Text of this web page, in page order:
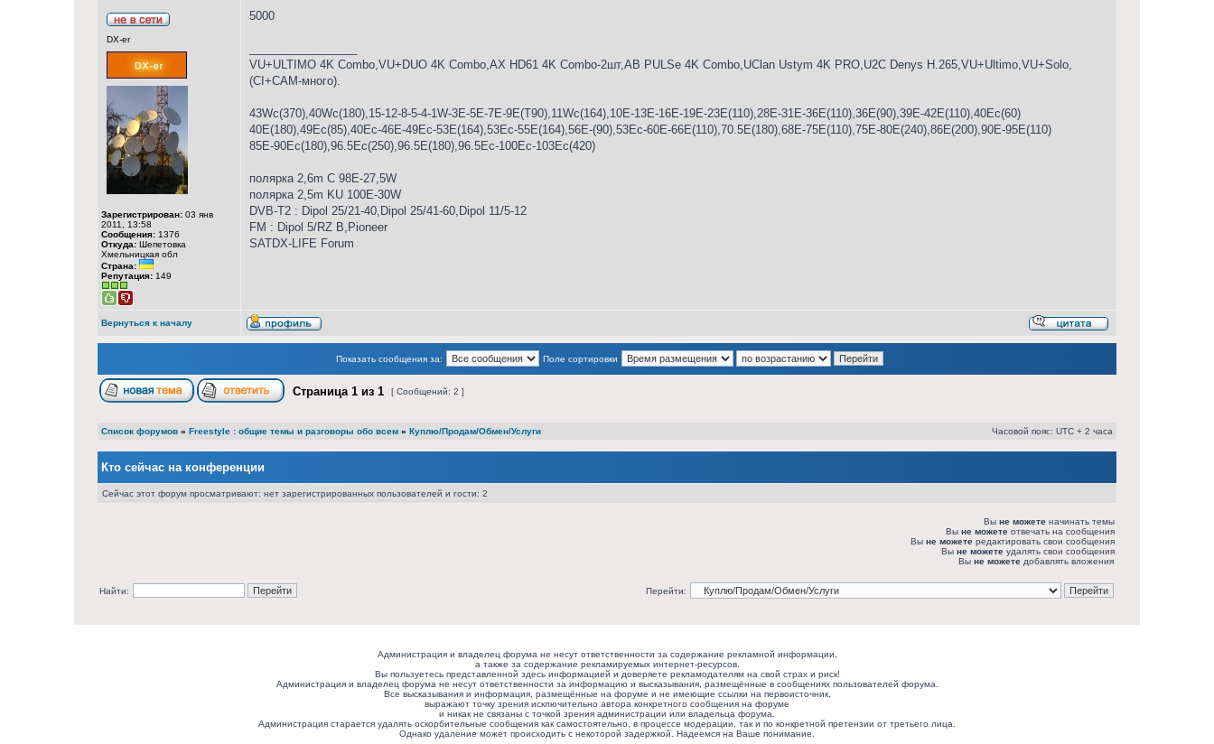
DX-er
Зарегистрирован: 03 янв
2011, 13:58
Сообщения: 1376
Откуда: Шепетовка
Хмельницкая обл
Страна:
Репутация: 149
5000
VU+ULTIMO 4K Combo,VU+DUO 4K Combo,AX HD61 4K Combo-2шт,AB PULSe 4K Combo,UClan Ustym 4K PRO,U2C Denys H.265,VU+Ultimo,VU+Solo,
(CI+CAM-много).
43Wc(370),40Wc(180),15-12-8-5-4-1W-3E-5E-7E-9E(T90),11Wc(164),10E-13Е-16Е-19Е-23E(110),28Е-31E-36E(110),36E(90),39E-42E(110),40Ес(60)
40E(180),49Ec(85),40Ес-46E-49Ec-53E(164),53Ес-55Е(164),56E-(90),53Ес-60E-66E(110),70.5E(180),68E-75E(110),75Е-80Е(240),86E(200),90E-95E(110)
85E-90Еc(180),96.5Ec(250),96.5E(180),96.5Ec-100Ec-103Ec(420)
полярка 2,6m С 98Е-27,5W
полярка 2,5m KU 100E-30W
DVB-T2 : Dipol 25/21-40,Dipol 25/41-60,Dipol 11/5-12
FM : Dipol 5/RZ B,Pioneer
SATDX-LIFE Forum
Вернуться к началу
Показать сообщения за: Поле сортировки
Страница 1 из 1 [ Сообщений: 2 ]
Список форумов » Freestyle : общие темы и разговоры обо всем » Куплю/Продам/Обмен/Услуги Часовой пояс: UTC + 2 часа
Кто сейчас на конференции
Сейчас этот форум просматривают: нет зарегистрированных пользователей и гости: 2
Вы не можете начинать темы
Вы не можете отвечать на сообщения
Вы не можете редактировать свои сообщения
Вы не можете удалять свои сообщения
Вы не можете добавлять вложения
Найти: Перейти:
Администрация и владелец форума не несут ответственности за содержание рекламной информации,
а также за содержание рекламируемых интернет-ресурсов.
Вы пользуетесь представленной здесь информацией и доверяете рекламодателям на свой страх и риск!
Администрация и владелец форума не несут ответственности за информацию и высказывания, размещённые в сообщениях пользователей форума.
Все высказывания и информация, размещённые на форуме и не имеющие ссылки на первоисточник,
выражают точку зрения исключительно автора конкретного сообщения на форуме
и никак не связаны с точкой зрения администрации или владельца форума.
Администрация старается удалять оскорбительные сообщения как самостоятельно, в процессе модерации, так и по конкретной претензии от третьего лица.
Однако удаление может происходить с некоторой задержкой. Надеемся на Ваше понимание.